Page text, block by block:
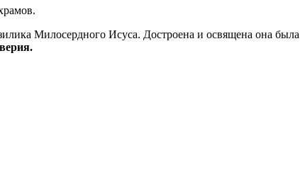
Милосердного Исуса. Достроена и освящена она была